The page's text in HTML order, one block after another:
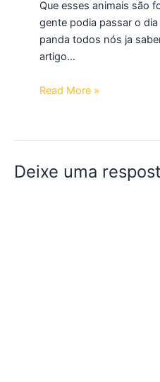
Que esses animais são
gente podia passar o
panda todos nós ja
artigo…
Read More »
Deixe uma